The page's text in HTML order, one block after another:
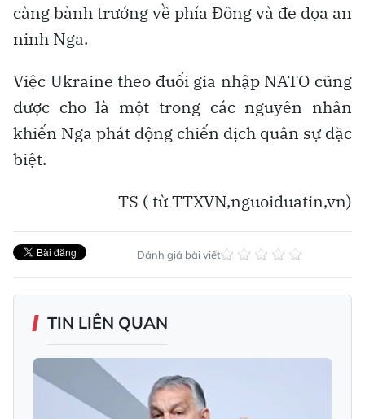
càng bành trướng về phía Đông và đe dọa an
ninh Nga.
Việc Ukraine theo đuổi gia nhập NATO cũng
được cho là một trong các nguyên nhân
khiến Nga phát động chiến dịch quân sự đặc
biệt.
TS ( từ TTXVN,nguoiduatin,vn)
Đánh giá bài viết
TIN LIÊN QUAN